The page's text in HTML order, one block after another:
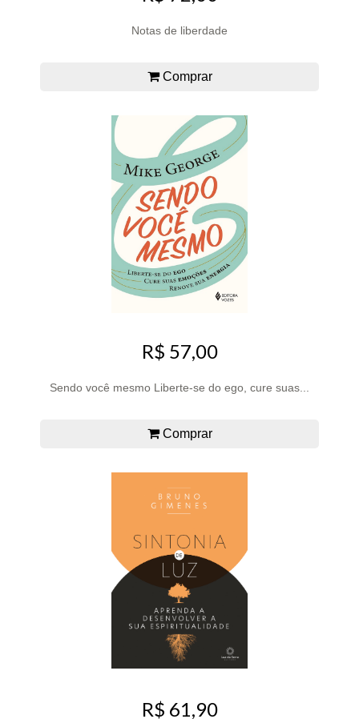
Notas de liberdade
Comprar
R$ 57,00
Sendo você mesmo Liberte-se do ego, cure suas...
Comprar
R$ 61,90